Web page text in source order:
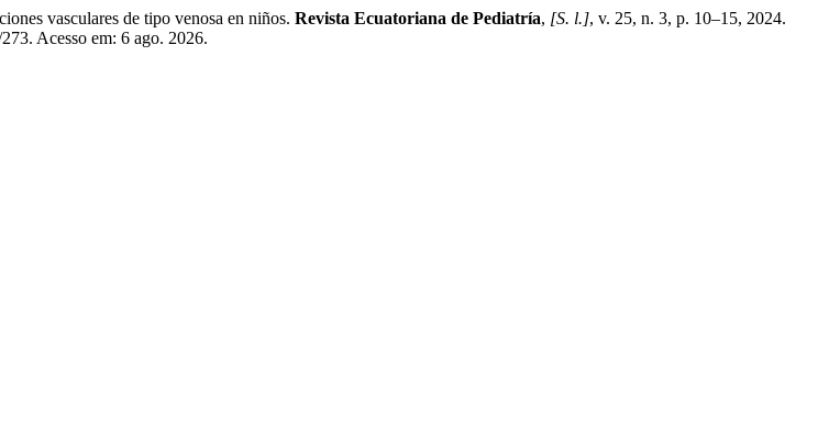
vasculares de tipo venosa en niños. Revista Ecuatoriana de Pediatría, [S. l.], v. 25, n. 3, p. 10–15, 2024.
Acesso em: 6 ago. 2026.